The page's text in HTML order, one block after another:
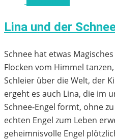
Lina und der
Schnee hat etwas
Flocken vom Himmel
Schleier über die Welt, der
ergeht es auch Lina, die im
Schnee-Engel formt, ohne
echten Engel zum Leben
geheimnisvolle Engel